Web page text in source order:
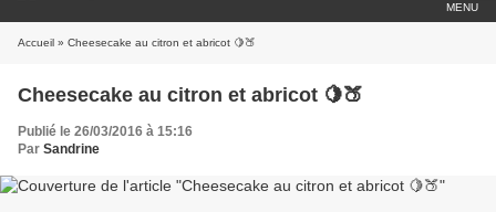
MENU
Accueil » Cheesecake au citron et abricot 🍋🍑
Cheesecake au citron et abricot 🍋🍑
Publié le 26/03/2016 à 15:16
Par Sandrine